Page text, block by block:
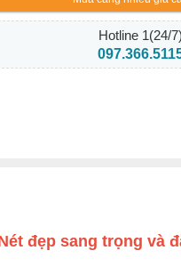
Hotline 1(24/7)
đẹp sang trọng và